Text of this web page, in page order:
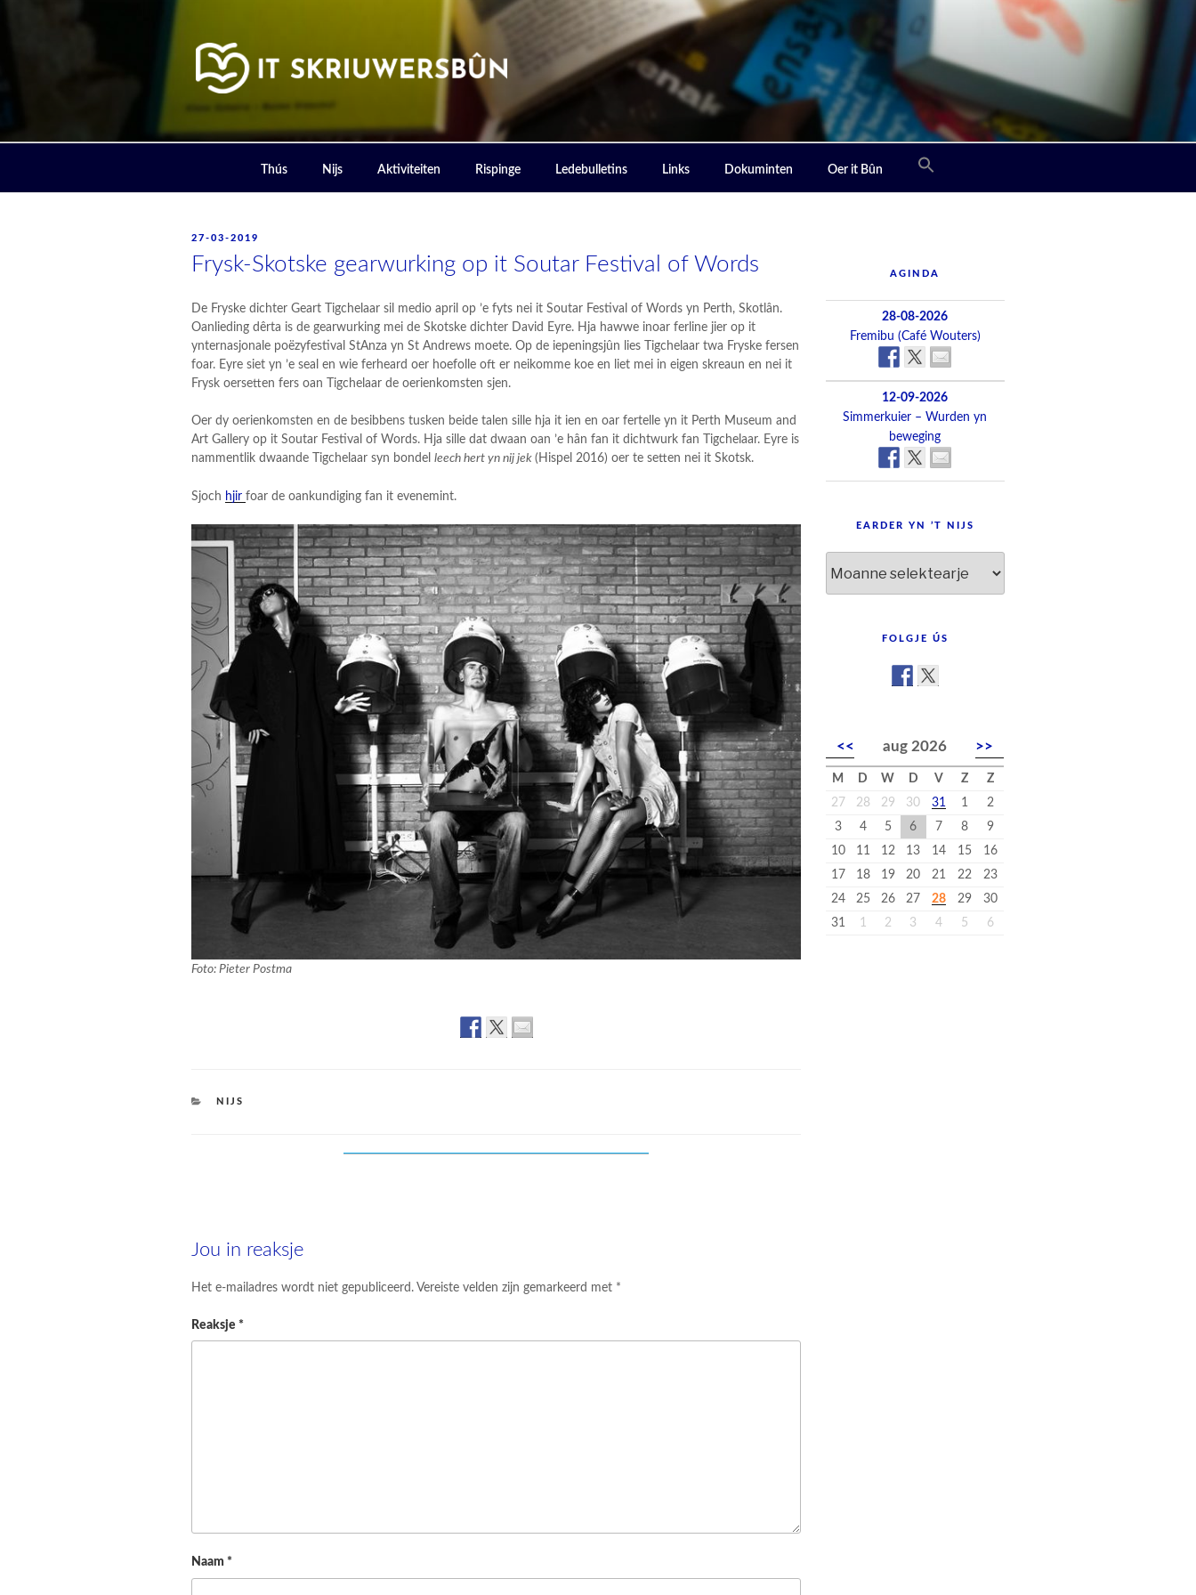
IT SKRIUWERSBOUN
Thús Nijs Aktiviteiten Rispinge Ledebulletins Links Dokuminten Oer it Bûn
POSTED
27-03-2019
Frysk-Skotske gearwurking op it Soutar Festival of Words
De Fryske dichter Geart Tigchelaar sil medio april op ’e fyts nei it Soutar Festival of Words yn Perth, Skotlân.
Oanlieding dêrta is de gearwurking mei de Skotske dichter David Eyre. Hja hawwe inoar ferline jier op it
ynternasjonale poëzyfestival StAnza yn St Andrews moete. Op de iepeningsjûn lies Tigchelaar twa Fryske fersen
foar. Eyre siet yn ’e seal en wie ferheard oer hoefolle oft er neikomme koe en liet mei in eigen skreaun en nei it
Frysk oersetten fers oan Tigchelaar de oerienkomsten sjen.
Oer dy oerienkomsten en de besibbens tusken beide talen sille hja it ien en oar fertelle yn it Perth Museum and
Art Gallery op it Soutar Festival of Words. Hja sille dat dwaan oan ’e hân fan it dichtwurk fan Tigchelaar. Eyre is
nammentlik dwaande Tigchelaar syn bondelleech hert yn nij jek(Hispel 2016) oer te setten nei it Skotsk.
Sjoch hjirfoar de oankundiging fan it evenemint.
Foto: Pieter Postma
CATEGORIES
NIJS
Jou in reaksje
Het e-mailadres wordt niet gepubliceerd. Vereiste velden zijn gemarkeerd met *
Reaksje*
Naam*
AGINDA
28-08-2026
Fremibu (Café Wouters)
12-09-2026
Simmerkuier – Wurden yn
beweging
EARDER YN ’T NIJS
yn
FOLGJE ÚS
<< aug 2026 >>
M D W D V Z
Z
27
28 29 30 31 1
2
3
4 5 6 7 8
9
10
11 12 13 14 15
16
17
18 19 20 21 22
23
24
25 26 27 28 29
30
31
1 2 3 4 5 6